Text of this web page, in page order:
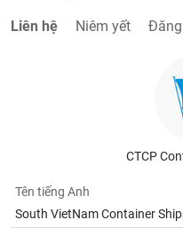
Liên hệ Niêm yết
CTCP
Tên tiếng Anh
South VietNam Container